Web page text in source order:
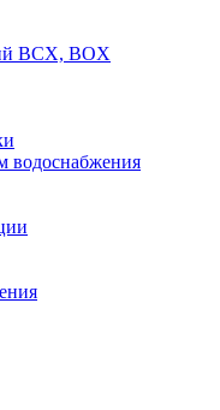
BCX, BOX
водоснабжения